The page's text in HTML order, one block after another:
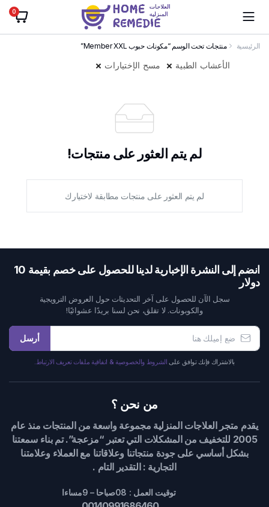
0
الرئيسية منتجات تحت الوسم “مكونات حبوب Member XXL”
مسح الإختيارات الأعشاب الطبية
لم يتم العثور على منتجات!
لم يتم العثور على منتجات مطابقة لاختيارك
انضم إلى النشرة الإخبارية لدينا للحصول على خصم بقيمة 10
دولار
سجل الآن للحصول على آخر التحديثات حول العروض الترويجية
والكوبونات. لا تقلق، نحن لسنا بريدًا عشوائيًا!
أرسل
بالاشتراك فإنك توافق على الشروط والخصوصية & اتفاقية ملفات تعريف الارتباط.
من نحن ؟
يقدم متجر العلاجات المنزلية مجموعة واسعة من المنتجات منذ عام
2005 للتخفيف من المشكلات التي تعتبر “مزعجة”. تم بناء سمعتنا
بشكل أساسي على جودة منتجاتنا وعلاقاتنا مع العملاء وعلامتنا
التجارية : التقدير التام .
توقيت العمل : 08صباحا – 9مساءا